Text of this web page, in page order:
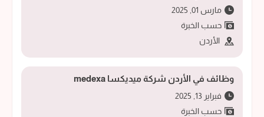
مارس 01, 2025
حسب الخبرة
الأردن
وظائف في الأردن شركة ميديكسا medexa
فبراير 13, 2025
حسب الخبرة